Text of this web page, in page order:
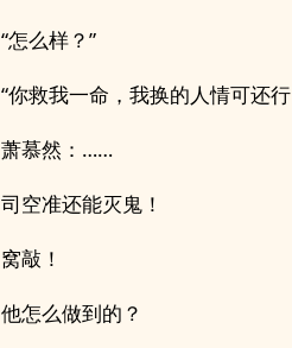
“怎么样？”
“你救我一命，我换的人情可还
萧慕然：……
司空准还能灭鬼！
窝敲！
他怎么做到的？